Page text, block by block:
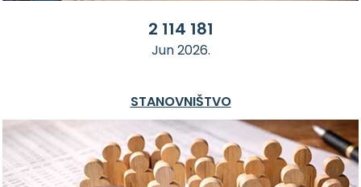
2 114 181
Jun 2026.
STANOVNIŠTVO